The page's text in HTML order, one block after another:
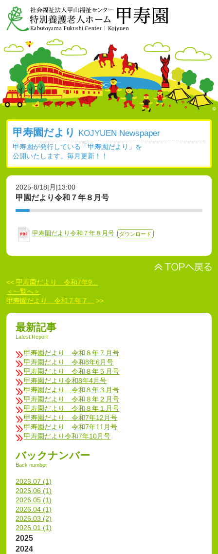
甲寿園だより KOJYUEN Newspaper
甲寿園が発行している「甲寿園だより」を
公開いたします。毎月更新！！
2025-8/18|月|13:00
甲園だより令和７年８月号
甲寿園だより令和７年８月号 ダウンロード
<< 甲寿園だより 令和7年9...
＜一覧へ＞
甲寿園だより 令和７年７... >>
最新記事
Latest Report
甲寿園だより 令和８年７月号
甲寿園だより 令和8年6月号
甲寿園だより 令和８年５月号
甲寿園だより令和8年4月号
甲寿園だより 令和８年３月号
甲寿園だより 令和８年２月号
甲寿園だより 令和８年１月号
甲寿園だより 令和7年12月号
甲寿園だより 令和7年11月号
甲寿園だより令和7年10月号
バックナンバー
Back number
2026.07 (1)
2026.06 (1)
2026.05 (1)
2026.04 (1)
2026.03 (2)
2026.01 (1)
2025
2024